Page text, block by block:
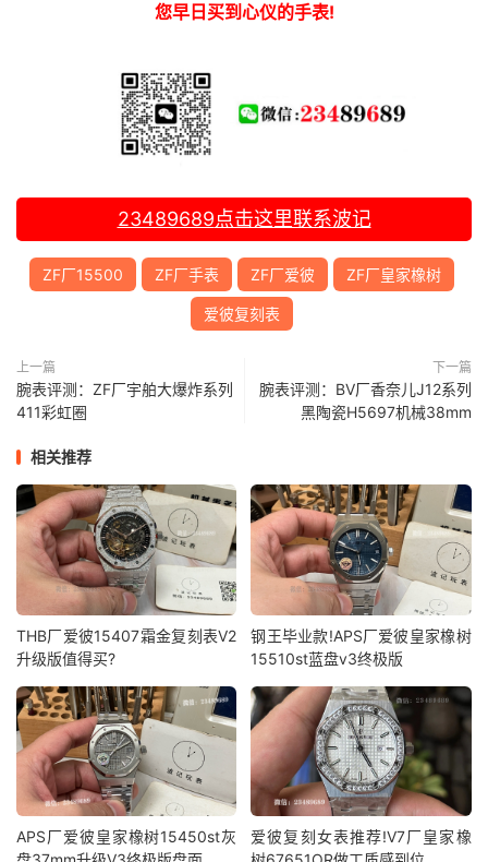
您早日买到心仪的手表!
23489689点击这里联系波记
ZF厂15500 ZF厂手表 ZF厂爱彼 ZF厂皇家橡树
爱彼复刻表
上一篇
腕表评测：ZF厂宇舶大爆炸系列
411彩虹圈
下一篇
腕表评测：BV厂香奈儿J12系列
黑陶瓷H5697机械38mm
相关推荐
THB厂爱彼15407霜金复刻表V2
升级版值得买?
钢王毕业款!APS厂爱彼皇家橡树
15510st蓝盘v3终极版
APS厂爱彼皇家橡树15450st灰
爱彼复刻女表推荐!V7厂皇家橡